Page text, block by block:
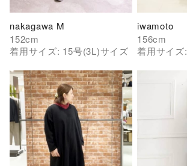
nakagawa M
152cm
着用サイズ: 15号(3L)サイズ
iwamoto
156cm
着用サイズ: